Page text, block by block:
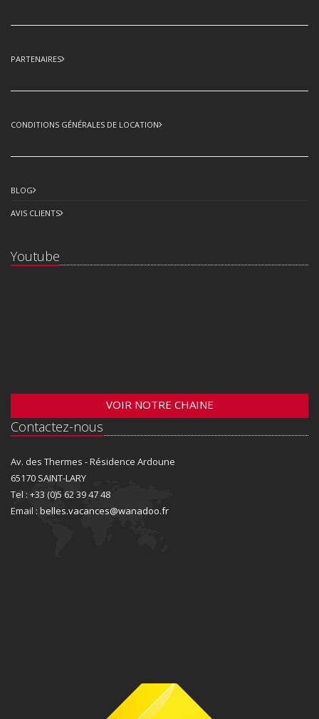
PARTENAIRES
CONDITIONS GÉNÉRALES DE LOCATION
BLOG
AVIS CLIENTS
Youtube
VOIR NOTRE CHAINE
Contactez-nous
Av. des Thermes - Résidence Ardoune
65170 SAINT-LARY
Tel : +33 (0)5 62 39 47 48
Email : belles.vacances@wanadoo.fr